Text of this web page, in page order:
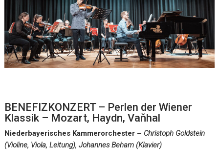
BENEFIZKONZERT – Perlen der Wiener
Klassik – Mozart, Haydn, Vaňhal
Niederbayerisches Kammerorchester – Christoph Goldstein
(Violine, Viola, Leitung), Johannes Beham (Klavier)